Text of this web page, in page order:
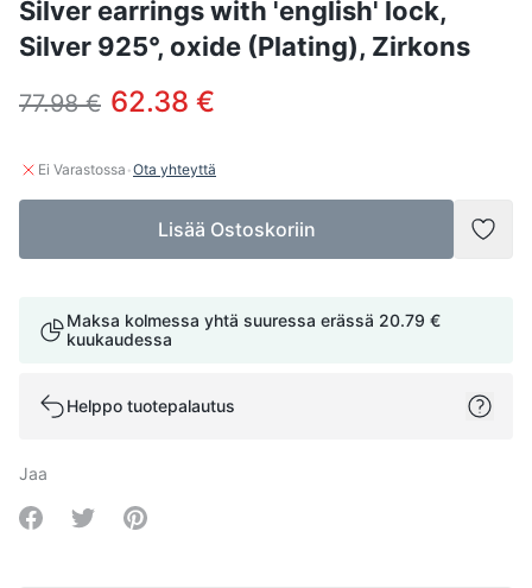
Silver earrings with 'english' lock,
Silver 925°, oxide (Plating), Zirkons
77.98 € 62.38 €
Ei Varastossa ·Ota yhteyttä
Lisää Ostoskoriin
Maksa kolmessa yhtä suuressa erässä 20.79 €
kuukaudessa
Helppo tuotepalautus
Jaa
Share on Facebook
Share on Twitter
Share on Pinterest